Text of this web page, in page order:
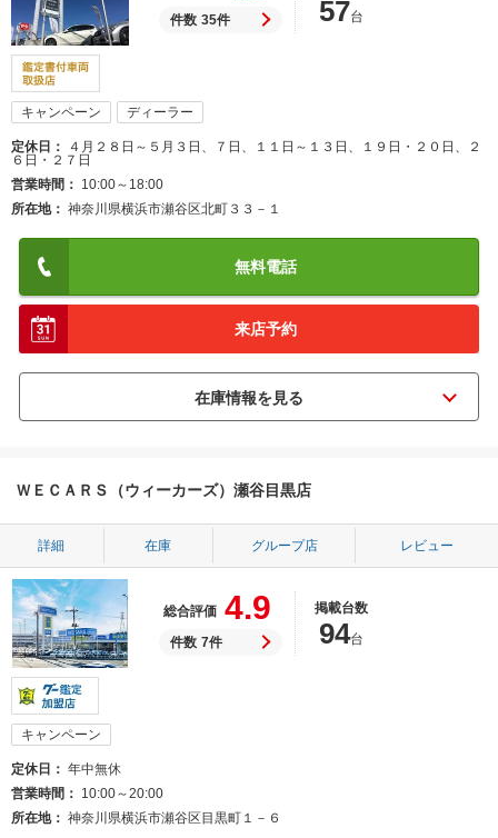
件数 35件 57台
キャンペーン ディーラー
定休日
４月２８日～５月３日、７日、１１日～１３日、１９日・２０日、２
６日・２７日
営業時間
10:00～18:00
所在地
神奈川県横浜市瀬谷区北町３３－１
無料電話
来店予約
ＷＥＣＡＲＳ（ウィーカーズ）瀬谷目黒店
詳細 在庫 グループ店 レビュー
総合評価 4.9
件数 7件
掲載台数
94台
キャンペーン
定休日
年中無休
営業時間
10:00～20:00
所在地
神奈川県横浜市瀬谷区目黒町１－６